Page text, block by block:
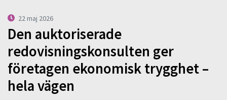
22 maj 2026
Den auktoriserade
redovisningskonsulten ger
företagen ekonomisk trygghet –
hela vägen